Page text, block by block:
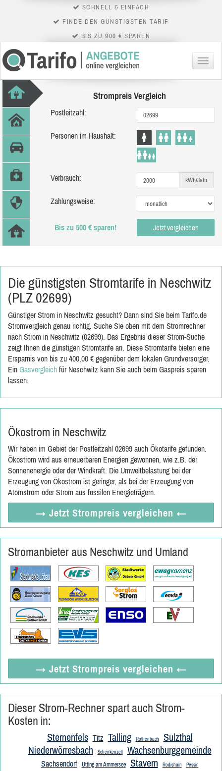
SCHNELL & EINFACH
FINDE DEN GÜNSTIGSTEN TARIF
BIS ZU 900 € SPAREN
Menü
Strompreis Vergleich
Postleitzahl:
Personen im Haushalt:
Verbrauch: kWh/Jahr
Zahlungsweise:
Bis zu 500 € sparen! Jetzt vergleichen
Die günstigsten Stromtarife in Neschwitz
(PLZ 02699)
Günstiger Strom in Neschwitz gesucht? Dann sind Sie beim Tarifo.de
Stromvergleich genau richtig. Suche Sie oben mit dem Stromrechner
nach Strom in Neschwitz (02699). Das Ergebnis dieser Strom-Suche
zeigt Ihnen die günstigen Stromtarife an. Diese Stromtarife bieten eine
Ersparnis von bis zu 400,00 € gegenüber dem lokalen Grundversorger.
Ein Gasvergleich für Neschwitz kann Sie auch beim Gaspreis sparen
lassen.
Ökostrom in Neschwitz
Wir haben im Gebiet der Postleitzahl 02699 auch Ökotarife gefunden.
Ökostrom wird aus erneuerbaren Energien gewonnen, wie z.B. der
Sonnenenergie oder der Windkraft. Die Umweltbelastung bei der
Erzeugung von Ökostrom ist geringer, als bei der Erzeugung von
Atomstrom oder Strom aus fossilen Energieträgern.
→ Jetzt Strompreis vergleichen ←
Stromanbieter aus Neschwitz und Umland
→ Jetzt Strompreis vergleichen ←
Dieser Strom-Rechner spart auch Strom-
Kosten in:
Sternenfels Titz Talling Rothenbach
Sulzthal
Niederwörresbach
Schenkenzell Wachsenburggemeinde
Sachsendorf Utting am Ammersee Stavern Rodishain Pessin